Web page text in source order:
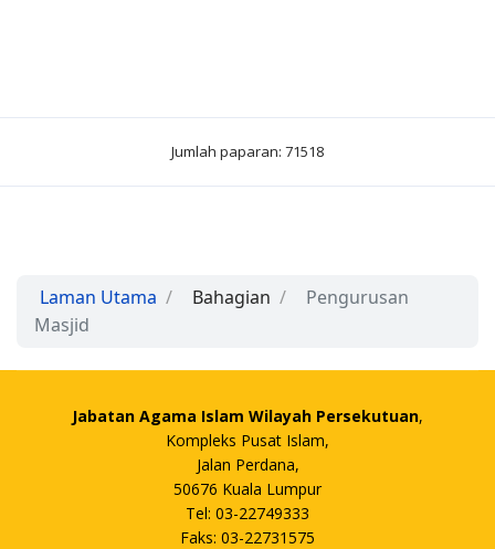
Jumlah paparan: 71518
Laman Utama Bahagian
Pengurusan
Masjid
Jabatan Agama Islam Wilayah Persekutuan,
Kompleks Pusat Islam,
Jalan Perdana,
50676 Kuala Lumpur
Tel: 03-22749333
Faks: 03-22731575